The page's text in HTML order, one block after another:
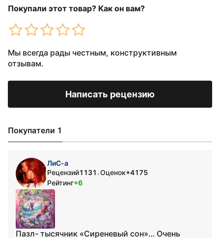
Покупали этот товар? Как он вам?
Мы всегда рады честным, конструктивным
отзывам.
Написать рецензию
Покупатели 1
ЛиС-а
Рецензий1131 •Оценок+4175
Рейтинг+6
Пазл- тысячник «Сиреневый сон»… Очень